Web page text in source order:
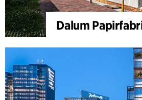
Dalum